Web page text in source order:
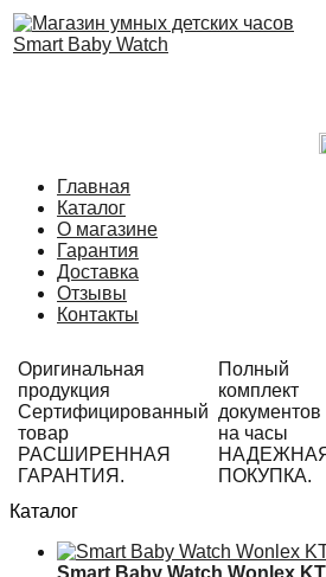
Главная
Каталог
О магазине
Гарантия
Доставка
Отзывы
Контакты
Оригинальная
продукция
Сертифицированный
товар
РАСШИРЕННАЯ
ГАРАНТИЯ.
Полный
комплект
документов
на часы
ПОКУПКА.
Каталог
Smart Baby Watch Wonlex